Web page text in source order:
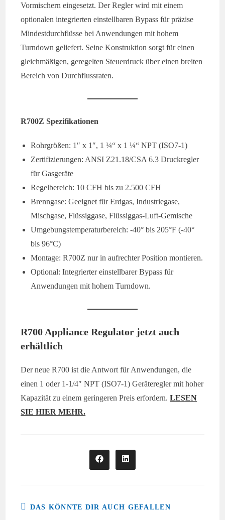
Vormischern eingesetzt. Der Regler wird mit einem
optionalen integrierten einstellbaren Bypass für präzise
Mindestdurchflüsse bei Anwendungen mit hohem
Turndown geliefert. Seine Konstruktion sorgt für einen
gleichmäßigen, geregelten Steuerdruck über einen breiten
Bereich von Durchflussraten.
R700Z Spezifikationen
Rohrgrößen: 1″ x 1″, 1 ¼“ x 1 ¼“ NPT (ISO7-1)
Zertifizierungen: ANSI Z21.18/CSA 6.3 Druckregler
für Gasgeräte
Regelbereich: 10 CFH bis zu 2.500 CFH
Brenngase: Geeignet für Erdgas, Industriegase,
Mischgase, Flüssiggase, Flüssiggas-Luft-Gemische
Umgebungstemperaturbereich: -40° bis 205°F (-40°
bis 96°C)
Montage: R700Z nur in aufrechter Position montieren.
Optional: Integrierter einstellbarer Bypass für
Anwendungen mit hohem Turndown.
R700 Appliance Regulator jetzt auch
erhältlich
Der neue R700 ist die Antwort für Anwendungen, die
einen 1 oder 1-1/4″ NPT (ISO7-1) Geräteregler mit hoher
Kapazität zu einem geringeren Preis erfordern.LESEN
SIE HIER MEHR.
Öffnet
in
Öffnet
in
DAS KÖNNTE DIR AUCH GEFALLEN